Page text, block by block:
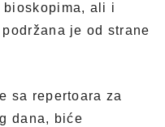
bioskopima, ali i
je od strane
sa repertoara za
dana, biće